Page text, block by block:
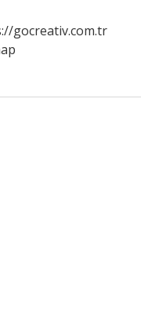
gocreativ.com.tr